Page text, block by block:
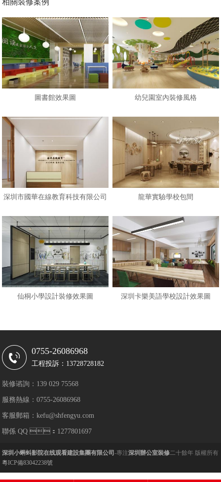
相關裝修案例
圖書館效果圖 幼兒園室內裝修風格
深圳市國華在線教育科技有限公司 龍華實驗學校包間
仙桐小學設計裝修效果圖 深圳卡樂美語學校設計效果圖
0755-26086968
工程投訴：13728728182
裝修谘詢：139 029 75568
服務熱線：0755-26086968
客服郵箱：kefu@shfengyu.com
聯係 QQ ：1277801697
深圳小蝌蚪影院在线观看建設集團有限公司-專注深圳辦公室裝修二十餘年 版權所有
粵ICP備83042238號